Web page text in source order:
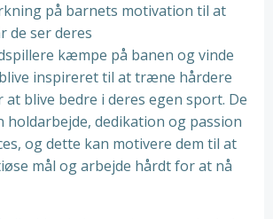
på barnets motivation til at
de ser deres
kæmpe på banen og vinde
inspireret til at træne hårdere
blive bedre i deres egen sport. De
holdarbejde, dedikation og passion
og dette kan motivere dem til at
mål og arbejde hårdt for at nå